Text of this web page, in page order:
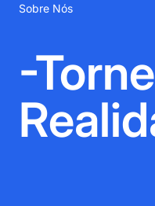
Sobre Nós
-Torne